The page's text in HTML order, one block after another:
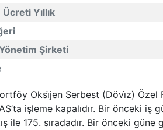
Yıllık
Şirketi
Oksi̇jen Serbest (Dövi̇z) Özel
işleme kapalıdır. Bir önceki
ile 175. sıradadır. Bir önceki